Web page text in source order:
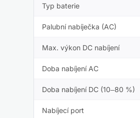
Typ baterie
Palubní nabíječka (AC)
Max. výkon DC nabíjení
Doba nabíjení AC
Doba nabíjení DC (10–80 %)
Nabíjecí port